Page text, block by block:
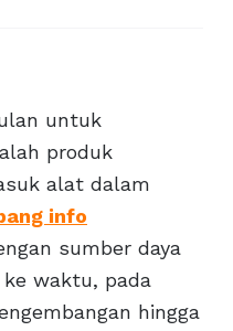
untuk
produk
alat dalam
info
sumber daya
waktu, pada
hingga